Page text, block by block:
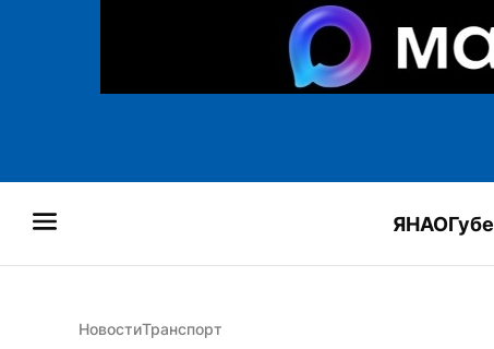
ЯНАО
НовостиТранспорт